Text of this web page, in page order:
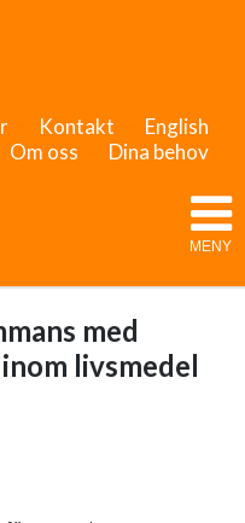
English
Kontakt
Dina behov
Om oss
MENY
med
livsmedel